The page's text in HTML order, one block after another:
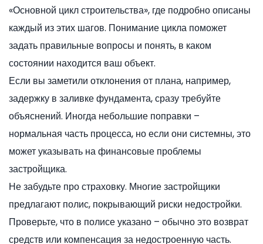
«Основной цикл строительства», где подробно описаны
каждый из этих шагов. Понимание цикла поможет
задать правильные вопросы и понять, в каком
состоянии находится ваш объект.
Если вы заметили отклонения от плана, например,
задержку в заливке фундамента, сразу требуйте
объяснений. Иногда небольшие поправки –
нормальная часть процесса, но если они системны, это
может указывать на финансовые проблемы
застройщика.
Не забудьте про страховку. Многие застройщики
предлагают полис, покрывающий риски недостройки.
Проверьте, что в полисе указано – обычно это возврат
средств или компенсация за недостроенную часть.